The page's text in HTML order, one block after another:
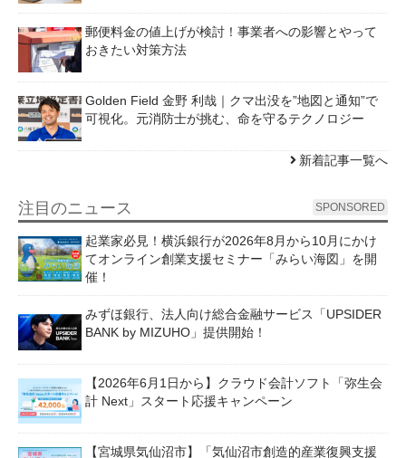
郵便料金の値上げが検討！事業者への影響とやって
おきたい対策方法
Golden Field 金野 利哉｜クマ出没を”地図と通知”で
可視化。元消防士が挑む、命を守るテクノロジー
新着記事一覧へ
注目のニュース SPONSORED
起業家必見！横浜銀行が2026年8月から10月にかけ
てオンライン創業支援セミナー「みらい海図」を開
催！
みずほ銀行、法人向け総合金融サービス「UPSIDER
BANK by MIZUHO」提供開始！
【2026年6月1日から】クラウド会計ソフト「弥生会
計 Next」スタート応援キャンペーン
【宮城県気仙沼市】「気仙沼市創造的産業復興支援